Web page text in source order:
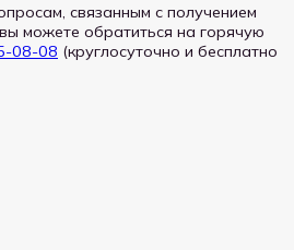
связанным с получением
можете обратиться на горячую
08-08 (круглосуточно и бесплатно